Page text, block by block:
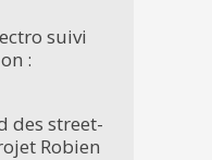
suivi
:
des street-
Robien